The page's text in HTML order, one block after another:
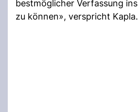
bestmöglicher Verfassung ins
zu können», verspricht Kapla.